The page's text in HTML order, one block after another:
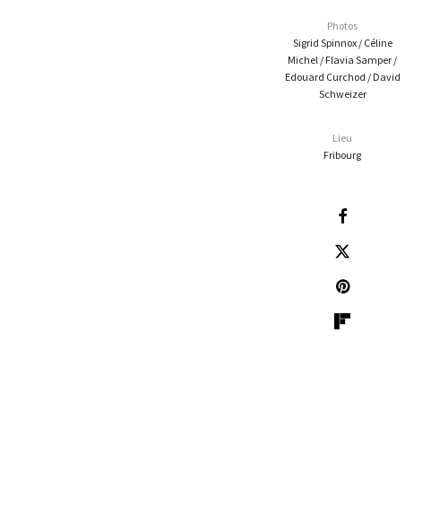
Photos
Sigrid Spinnox / Céline
Michel / Flavia Samper /
Edouard Curchod / David
Schweizer
Lieu
Fribourg